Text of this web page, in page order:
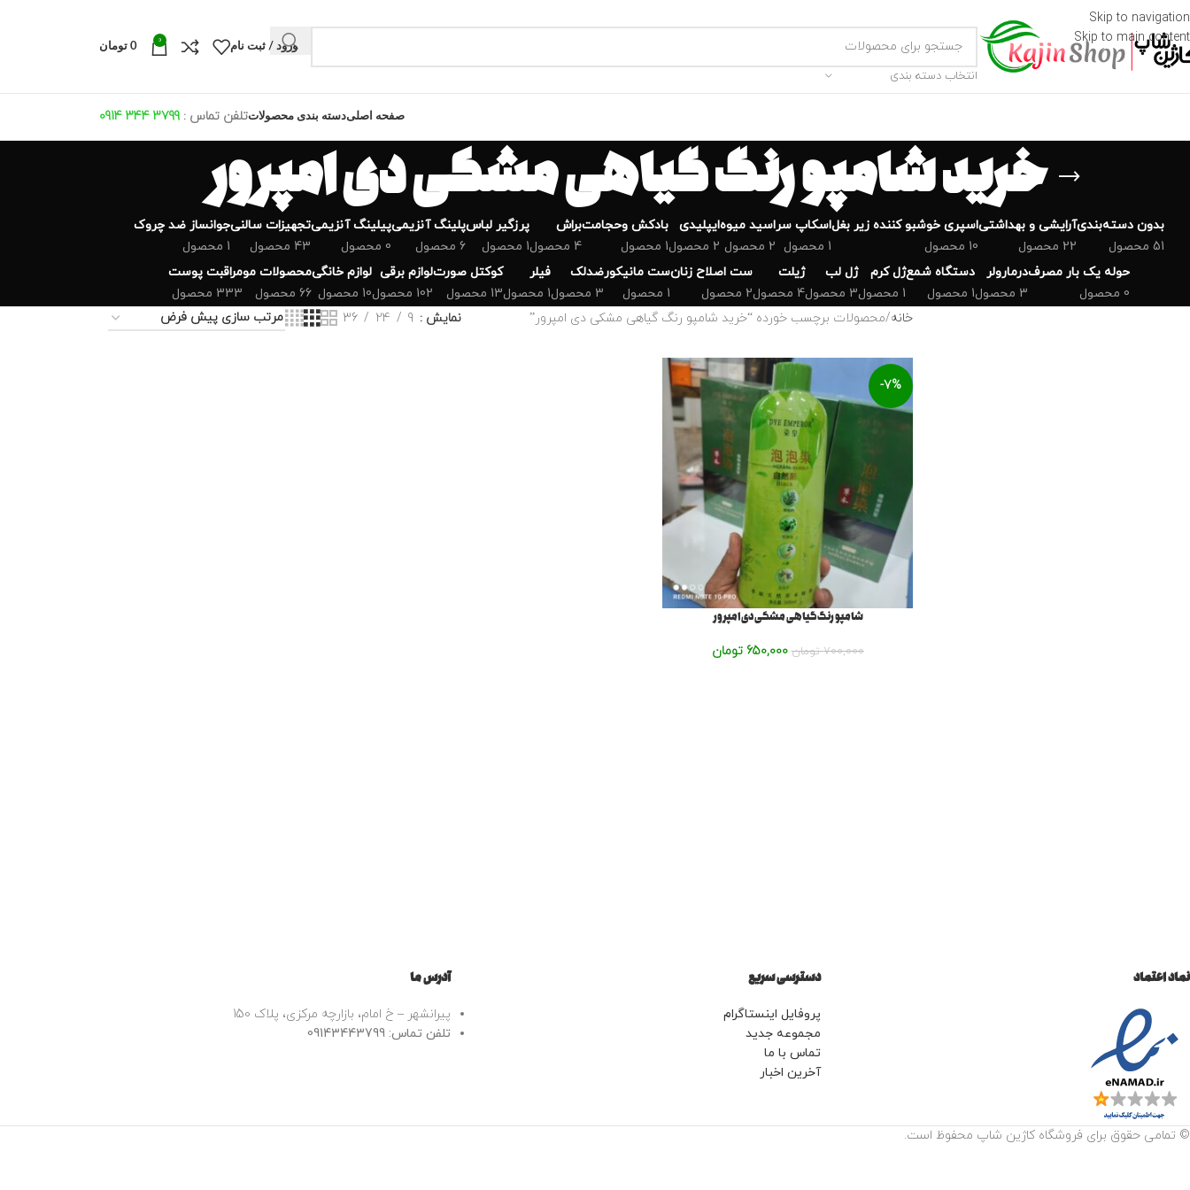
Skip to navigation
Skip to main content
انتخاب دسته بندی
ورود / ثبت نام
0
0 تومان
صفحه اصلیدسته بندی محصولاتتلفن تماس : 3799 344 0914
خرید شامپو رنگ گیاهی مشکی دی امپرور
بدون دسته‌بندی
51 محصول
‌آرایشی و بهداشتی
22 محصول
اسپری خوشبو کننده زیر بغل
10 محصول
اسکاپ سر
1 محصول
اسید میوه
2 محصول
ایپلیدی
2 محصول
بادکش وحجامت
1 محصول
براش
4 محصول
پرزگیر لباس
1 محصول
پلینگ آنزیمی
6 محصول
پیلینگ آنزیمی
0 محصول
تجهیزات سالنی
43 محصول
جوانساز ضد چروک
1 محصول
حوله یک بار مصرف
0 محصول
درمارولر
3 محصول
دستگاه شمع
1 محصول
ژل کرم
1 محصول
ژل لب
3 محصول
ژیلت
4 محصول
ست اصلاح زنان
2 محصول
ست مانیکور
1 محصول
ضدلک
3 محصول
فیلر
1 محصول
کوکتل صورت
13 محصول
لوازم برقی
102 محصول
لوازم خانگی
10 محصول
محصولات مو
66 محصول
مراقبت پوست
333 محصول
خانه محصولات برچسب خورده “خرید شامپو رنگ گیاهی مشکی دی امپرور” نمایش 9
24
36
-7%
شامپو رنگ گیاهی مشکی دی امپرور
700,000 تومان 650,000 تومان
نماد اعتماد دسترسی سریع
پروفایل اینستاگرام
مجموعه جدید
تماس با ما
آخرین اخبار
آدرس ما
پیرانشهر – خ امام، بازارچه مرکزی، پلاک 150
تلفن تماس: 09143443799
© تمامی حقوق برای فروشگاه کاژین شاپ محفوظ است.